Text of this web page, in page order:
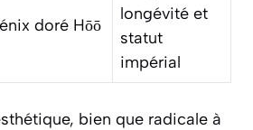
doré Hōō
longévité et
statut
impérial
bien que radicale à